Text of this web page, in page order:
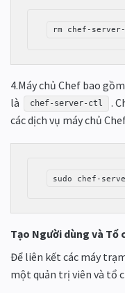
rm chef-
4.Máy chủ Chef bao
là
chef-server-ctl .
các dịch vụ máy chủ
sudo chef-
Tạo Người dùng và Tổ
Để liên kết các máy
một quản trị viên và tổ